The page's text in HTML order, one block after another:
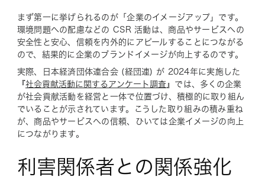
まず第一に挙げられるのが「企業のイメージアップ」です。
環境問題への配慮などの CSR 活動は、商品やサービスへの
安全性と安心、信頼を内外的にアピールすることにつながる
ので、結果的に企業のブランドイメージが向上するのです。
実際、日本経済団体連合会 (経団連) が 2024年に実施した
『社会貢献活動に関するアンケート調査』では、多くの企業
が社会貢献活動を経営と一体で位置づけ、積極的に取り組ん
でいることが示されています。こうした取り組みの積み重ね
が、商品やサービスへの信頼、ひいては企業イメージの向上
につながります。
利害関係者との関係強化